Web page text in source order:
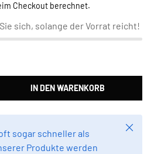
Checkout berechnet.
sich, solange der Vorrat reicht!
IN DEN WARENKORB
sogar schneller als
Produkte werden